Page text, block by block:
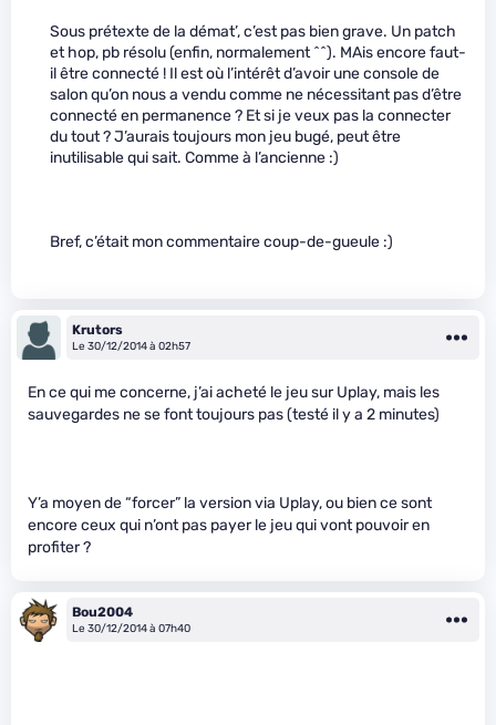
Sous prétexte de la démat’, c’est pas bien grave. Un patch
et hop, pb résolu (enfin, normalement ^^). MAis encore faut-
il être connecté ! Il est où l’intérêt d’avoir une console de
salon qu’on nous a vendu comme ne nécessitant pas d’être
connecté en permanence ? Et si je veux pas la connecter
du tout ? J’aurais toujours mon jeu bugé, peut être
inutilisable qui sait. Comme à l’ancienne :)
Bref, c’était mon commentaire coup-de-gueule :)
Krutors
Le 30/12/2014 à 02h57
En ce qui me concerne, j’ai acheté le jeu sur Uplay, mais les
sauvegardes ne se font toujours pas (testé il y a 2 minutes)
Y’a moyen de “forcer” la version via Uplay, ou bien ce sont
encore ceux qui n’ont pas payer le jeu qui vont pouvoir en
profiter ?
Bou2004
Le 30/12/2014 à 07h40